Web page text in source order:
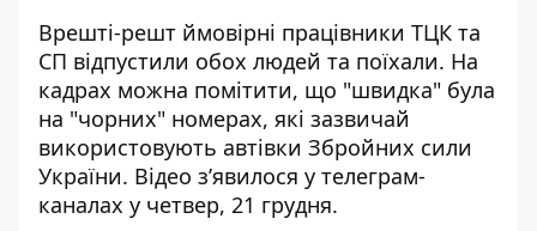
Врешті-решт ймовірні працівники ТЦК та
СП відпустили обох людей та поїхали. На
кадрах можна помітити, що "швидка" була
на "чорних" номерах, які зазвичай
використовують автівки Збройних сили
України. Відео зʼявилося у телеграм-
каналах у четвер, 21 грудня.